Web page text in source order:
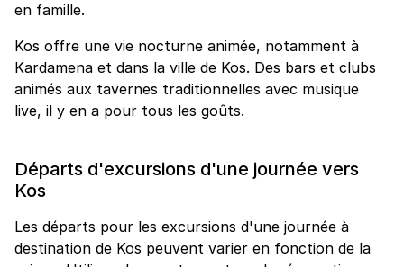
en famille.
Kos offre une vie nocturne animée, notamment à
Kardamena et dans la ville de Kos. Des bars et clubs
animés aux tavernes traditionnelles avec musique
live, il y en a pour tous les goûts.
Départs d'excursions d'une journée vers
Kos
Les départs pour les excursions d'une journée à
destination de Kos peuvent varier en fonction de la